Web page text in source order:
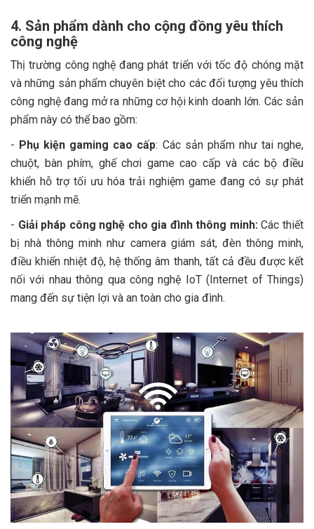
4. Sản phẩm dành cho cộng đồng yêu thích
công nghệ
Thị trường công nghệ đang phát triển với tốc độ chóng mặt
và những sản phẩm chuyên biệt cho các đối tượng yêu thích
công nghệ đang mở ra những cơ hội kinh doanh lớn. Các sản
phẩm này có thể bao gồm:
- Phụ kiện gaming cao cấp: Các sản phẩm như tai nghe,
chuột, bàn phím, ghế chơi game cao cấp và các bộ điều
khiển hỗ trợ tối ưu hóa trải nghiệm game đang có sự phát
triển mạnh mẽ.
- Giải pháp công nghệ cho gia đình thông minh:Các thiết
bị nhà thông minh như camera giám sát, đèn thông minh,
điều khiển nhiệt độ, hệ thống âm thanh, tất cả đều được kết
nối với nhau thông qua công nghệ IoT (Internet of Things)
mang đến sự tiện lợi và an toàn cho gia đình.